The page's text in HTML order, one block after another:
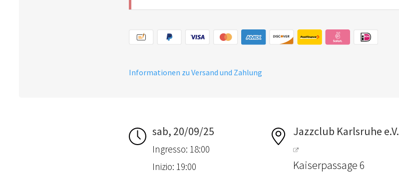
Informationen zu Versand und Zahlung
sab, 20/09/25
Ingresso: 18:00
Inizio: 19:00
Jazzclub Karlsruhe e.V.
Kaiserpassage 6